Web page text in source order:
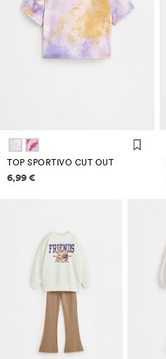
TOP SPORTIVO CUT OUT
Informazioni sui prezzi
6,99 €